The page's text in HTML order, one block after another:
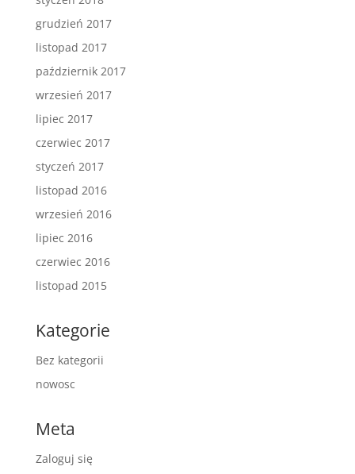
grudzień 2017
listopad 2017
październik 2017
wrzesień 2017
lipiec 2017
czerwiec 2017
styczeń 2017
listopad 2016
wrzesień 2016
lipiec 2016
czerwiec 2016
listopad 2015
Kategorie
Bez kategorii
nowosc
Meta
Zaloguj się